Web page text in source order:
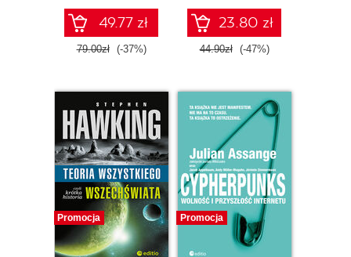
romantycznej,
nakładem brandu
popularnością
cieszą się książki
kobiece pisane
przez autorki:
K.N.Haner, Ludki
Skrzydlewskiej,
Lucy Score,
Meghan March,
K.Bromberg,
49.77 zł
79.00zł (-37%)
23.80 zł
44.90zł (-47%)
Promocja Promocja